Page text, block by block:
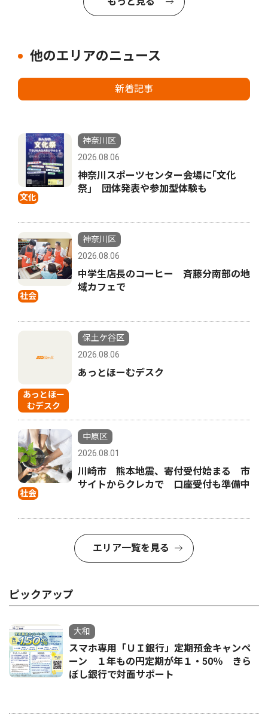
他のエリアのニュース
新着記事
文化
神奈川区
2026.08.06
神奈川スポーツセンター会場に｢文化
祭｣ 団体発表や参加型体験も
社会
神奈川区
2026.08.06
中学生店長のコーヒー 斉藤分南部の地
域カフェで
あっとほー
むデスク
保土ケ谷区
2026.08.06
あっとほーむデスク
社会
中原区
2026.08.01
川崎市 熊本地震、寄付受付始まる 市
サイトからクレカで 口座受付も準備中
エリア一覧を見る
ピックアップ
大和
スマホ専用「ＵＩ銀行」定期預金キャンペ
ーン １年もの円定期が年１・50％ きら
ぼし銀行で対面サポート